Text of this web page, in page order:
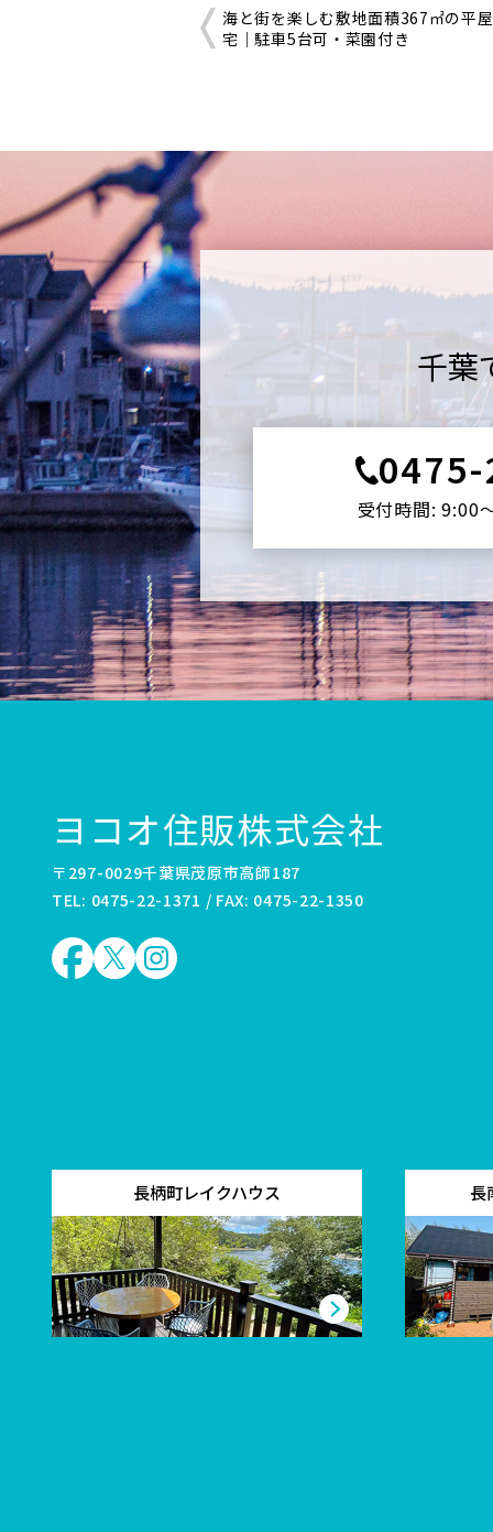
海と街を楽しむ敷地面積367㎡の平
宅｜駐車5台可・菜園付き
千葉
受付時間: 9:00
ヨコオ住販株式会社
〒297-0029千葉県茂原市高師187
TEL: 0475-22-1371 / FAX: 0475-22-1350
長柄町レイクハウス 長